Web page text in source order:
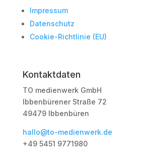
Impressum
Datenschutz
Cookie-Richtlinie (EU)
Kontaktdaten
TO medienwerk GmbH
Ibbenbürener Straße 72
49479 Ibbenbüren
hallo@to-medienwerk.de
+49 5451 9771980